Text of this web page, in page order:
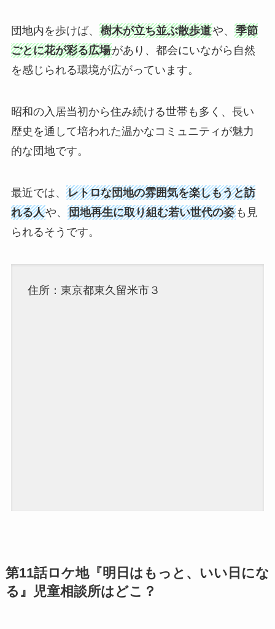
団地内を歩けば、 樹木が立ち並ぶ散歩道や、 季節
ごとに花が彩る広場があり、都会にいながら自然
を感じられる環境が広がっています。
昭和の入居当初から住み続ける世帯も多く、長い
歴史を通して培われた温かなコミュニティが魅力
的な団地です。
最近では、 レトロな団地の雰囲気を楽しもうと訪
れる人や、 団地再生に取り組む若い世代の姿も見
られるそうです。
住所：東京都東久留米市３
第11話ロケ地『明日はもっと、いい日にな
る』児童相談所はどこ？